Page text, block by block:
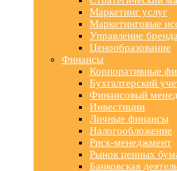
Маркетинг услуг
Маркетинговые
Управление
Ценообразование
Финансы
Корпоративные
Бухгалтерский
Финансовый
Инвестиции
Личные финансы
Налогообложение
Риск-менеджмент
Рынок ценных
Банковская